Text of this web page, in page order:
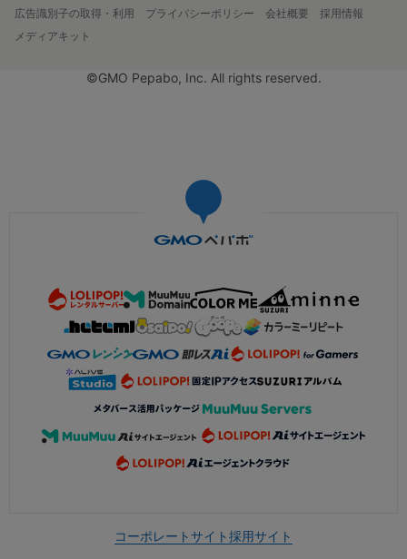
広告識別子の取得・利用
プライバシーポリシー 会社概要
採用情報
メディアキット
©GMO Pepabo, Inc. All rights reserved.
コーポレートサイト採用サイト